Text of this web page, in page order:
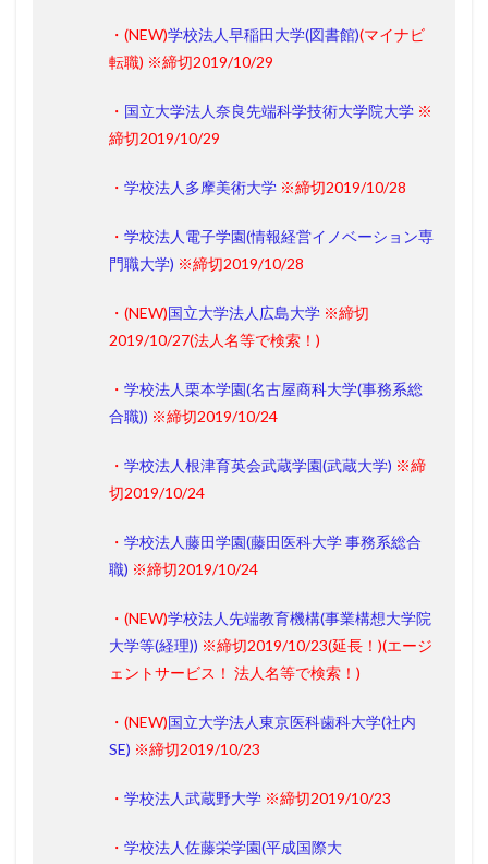
・(NEW)学校法人早稲田大学(図書館)(マイナビ
転職) ※締切2019/10/29
・ 国立大学法人奈良先端科学技術大学院大学 ※
締切2019/10/29
・ 学校法人多摩美術大学 ※締切2019/10/28
・ 学校法人電子学園(情報経営イノベーション専
門職大学) ※締切2019/10/28
・(NEW)国立大学法人広島大学 ※締切
2019/10/27(法人名等で検索！)
・ 学校法人栗本学園(名古屋商科大学(事務系総
合職)) ※締切2019/10/24
・ 学校法人根津育英会武蔵学園(武蔵大学) ※締
切2019/10/24
・ 学校法人藤田学園(藤田医科大学 事務系総合
職) ※締切2019/10/24
・(NEW)学校法人先端教育機構(事業構想大学院
大学等(経理)) ※締切2019/10/23(延長！ )(エージ
ェントサービス！ 法人名等で検索！)
・(NEW)国立大学法人東京医科歯科大学(社内
SE) ※締切2019/10/23
・ 学校法人武蔵野大学 ※締切2019/10/23
・ 学校法人佐藤栄学園(平成国際大